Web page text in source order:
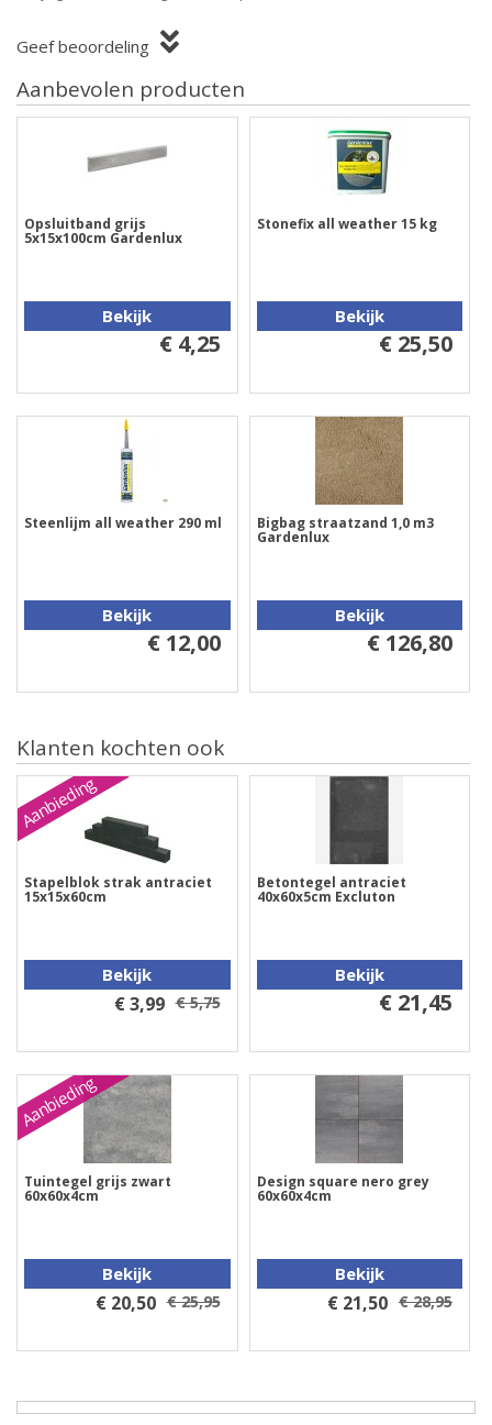
Geef beoordeling
Aanbevolen producten
Opsluitband grijs
5x15x100cm Gardenlux
Bekijk
€ 4,25
Stonefix all weather 15 kg
Bekijk
€ 25,50
Steenlijm all weather 290 ml
Bekijk
€ 12,00
Bigbag straatzand 1,0 m3
Gardenlux
Bekijk
€ 126,80
Klanten kochten ook
Aanbieding
Stapelblok strak antraciet
15x15x60cm
Bekijk
€ 3,99 € 5,75
Betontegel antraciet
40x60x5cm Excluton
Bekijk
€ 21,45
Aanbieding
Tuintegel grijs zwart
60x60x4cm
Bekijk
€ 20,50 € 25,95
Design square nero grey
60x60x4cm
Bekijk
€ 21,50 € 28,95